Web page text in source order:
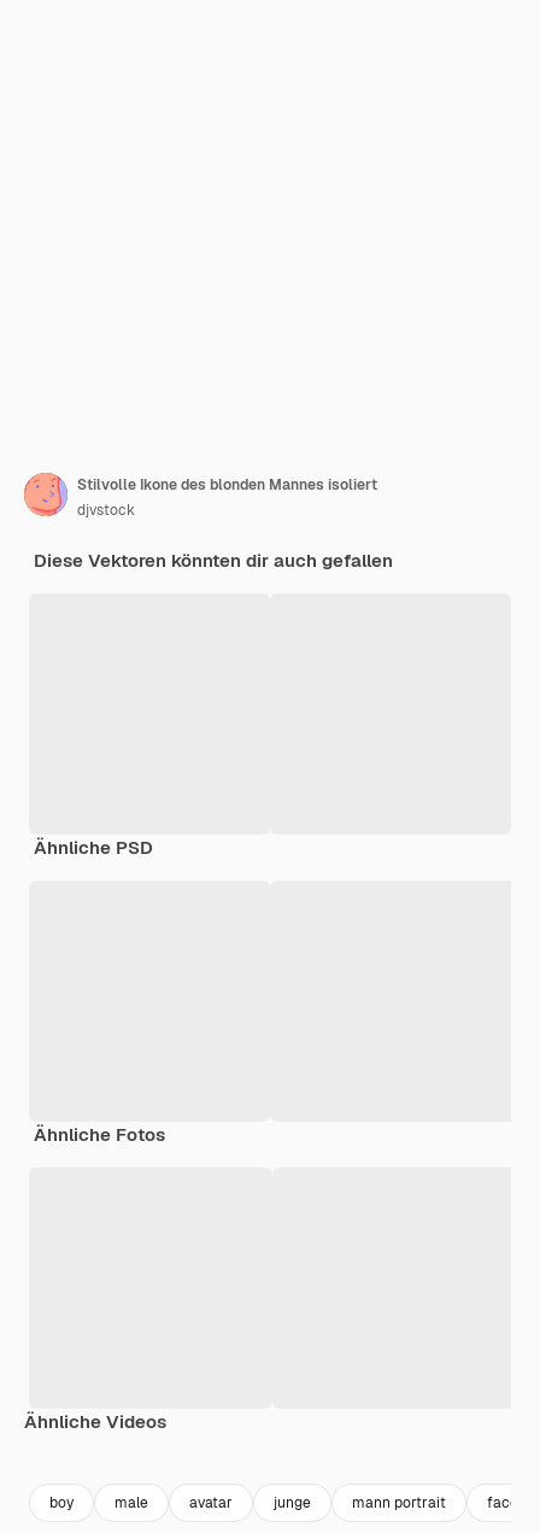
Stilvolle Ikone des blonden Mannes isoliert
djvstock
Diese Vektoren könnten dir auch gefallen
Ähnliche PSD
Ähnliche Fotos
Ähnliche Videos
boy male avatar junge mann portrait face